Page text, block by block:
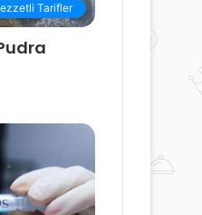
Tarifler